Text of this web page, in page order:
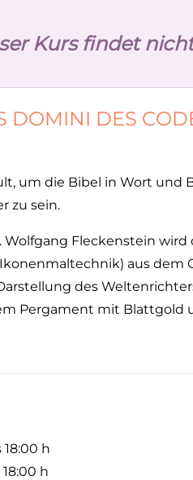
Kurs findet
DOMINI DES
um die Bibel in Wort und
zu sein.
Fleckenstein
aus dem
des
Pergament mit Blattgold
18:00 h
h